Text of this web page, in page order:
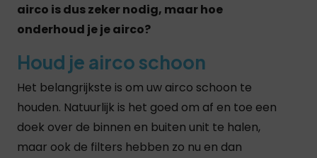
airco is dus zeker nodig, maar hoe
onderhoud je je airco?
Houd je airco schoon
Het belangrijkste is om uw airco schoon te
houden. Natuurlijk is het goed om af en toe een
doek over de binnen en buiten unit te halen,
maar ook de filters hebben zo nu en dan